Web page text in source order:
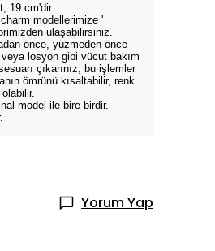
19 cm'dir.
modellerimize '
ulaşabilirsiniz.
önce, yüzmeden önce
losyon gibi vücut bakım
çıkarınız, bu işlemler
ömrünü kısaltabilir, renk
model ile bire birdir.
Yorum Yap